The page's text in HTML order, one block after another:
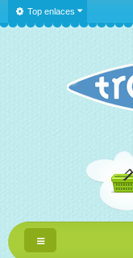
Top enlaces
Navegación